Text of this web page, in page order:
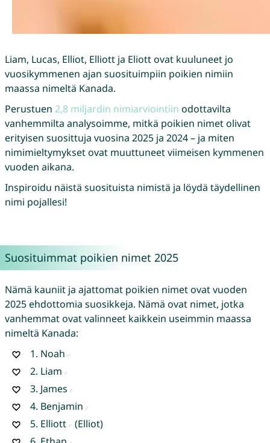
Liam, Lucas, Elliot, Elliott ja Eliott ovat kuuluneet jo
vuosikymmenen ajan suosituimpiin poikien nimiin
maassa nimeltä Kanada.
Perustuen 2,8 miljardin nimiarviointiin odottavilta
vanhemmilta analysoimme, mitkä poikien nimet olivat
erityisen suosittuja vuosina 2025 ja 2024 – ja miten
nimimieltymykset ovat muuttuneet viimeisen kymmenen
vuoden aikana.
Inspiroidu näistä suosituista nimistä ja löydä täydellinen
nimi pojallesi!
Suosituimmat poikien nimet 2025
Nämä kauniit ja ajattomat poikien nimet ovat vuoden
2025 ehdottomia suosikkeja. Nämä ovat nimet, jotka
vanhemmat ovat valinneet kaikkein useimmin maassa
nimeltä Kanada:
1. Noah
2. Liam
3. James
4. Benjamin
5. Elliott
(Elliot)